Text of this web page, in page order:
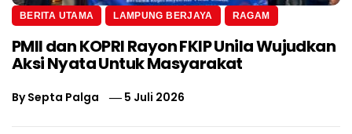
BERITA UTAMA LAMPUNG BERJAYA RAGAM
PMII dan KOPRI Rayon FKIP Unila Wujudkan
Aksi Nyata Untuk Masyarakat
BySepta Palga 5 Juli 2026